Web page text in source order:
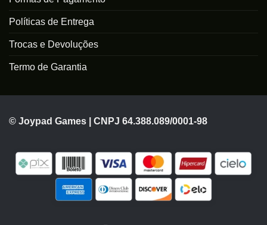
Políticas de Entrega
Trocas e Devoluções
Termo de Garantia
© Joypad Games | CNPJ 64.388.089/0001-98